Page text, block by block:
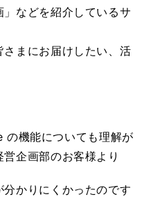
」などを紹介しているサ
まにお届けしたい、活
の機能についても理解が
企画部のお客様より
分かりにくかったのです